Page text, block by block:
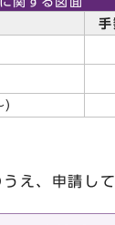
手
え、申請して